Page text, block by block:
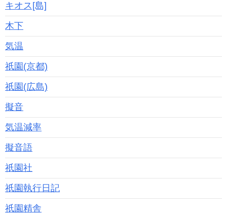
キオス[島]
木下
気温
祇園(京都)
祇園(広島)
擬音
気温減率
擬音語
祇園社
祇園執行日記
祇園精舎